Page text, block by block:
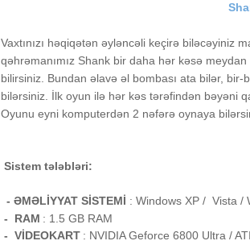
Vaxtınızı həqiqətən əyləncəli keçirə biləcəyiniz
qəhrəmanımız Shank bir daha hər kəsə
bilirsiniz. Bundan əlavə əl bombası ata bilər,
bilərsiniz. İlk oyun ilə hər kəs tərəfindən bəyəni
Oyunu eyni komputerdən 2 nəfərə oynaya
Sistem tələbləri:
- ƏMƏLİYYAT SİSTEMİ : Windows XP / Vista /
- RAM : 1.5 GB RAM
- VİDEOKART : NVIDIA Geforce 6800 Ultra /